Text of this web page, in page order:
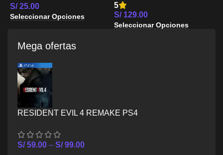
S/25.00
Seleccionar Opciones
5
S/129.00
Seleccionar Opciones
Mega ofertas
RESIDENT EVIL 4 REMAKE PS4
S/59.00 – S/99.00